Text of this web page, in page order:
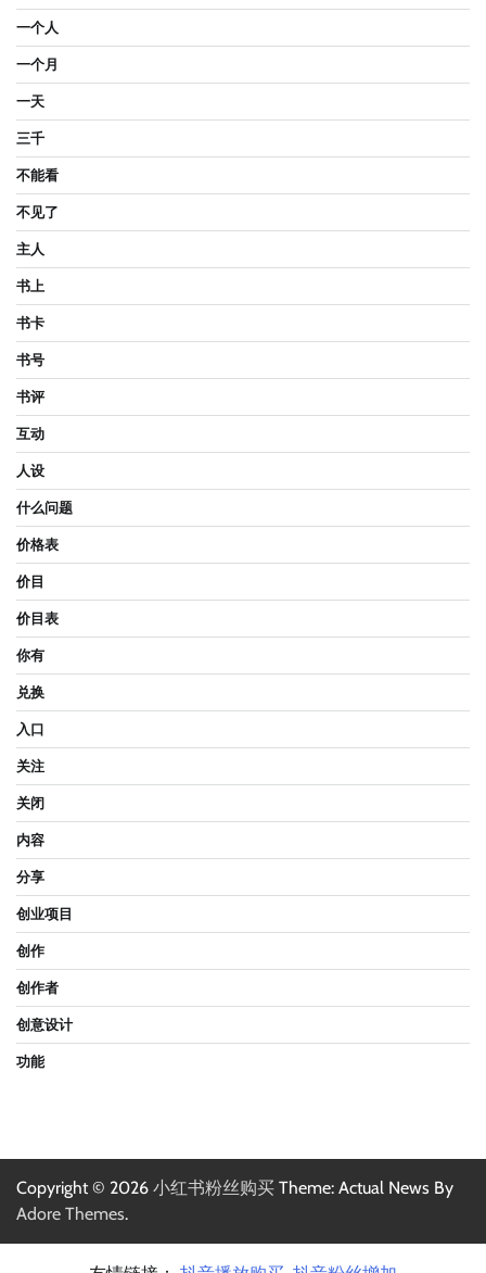
一个人
一个月
一天
三千
不能看
不见了
主人
书上
书卡
书号
书评
互动
人设
什么问题
价格表
价目
价目表
你有
兑换
入口
关注
关闭
内容
分享
创业项目
创作
创作者
创意设计
功能
Copyright © 2026 小红书粉丝购买 Theme: Actual News By
Adore Themes.